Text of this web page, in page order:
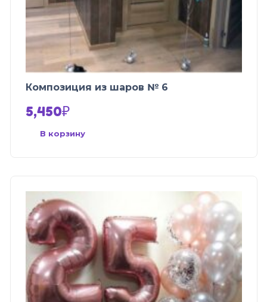
Композиция из шаров № 6
5,450₽
В корзину